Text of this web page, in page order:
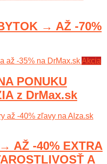
→ AŽ -70%
Akcia
PONUKU
z DrMax.sk
AŽ -40% EXTRA
A